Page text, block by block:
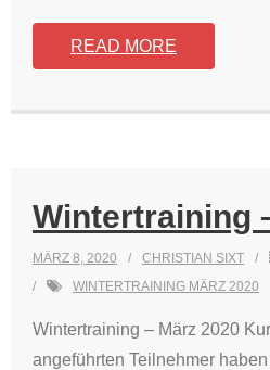
READ MORE
Wintertraining
MÄRZ 8, 2020 CHRISTIAN SIXT
WINTERTRAINING MÄRZ 2020
Wintertraining – März 2020
angeführten Teilnehmer